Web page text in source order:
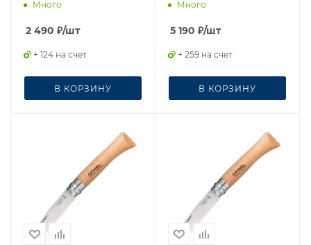
Много
2 490 ₽/шт
+ 124 на счет
В КОРЗИНУ
Много
5 190 ₽/шт
+ 259 на счет
В КОРЗИНУ